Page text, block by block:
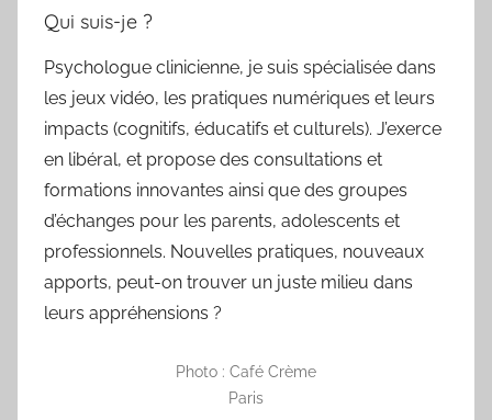
Qui suis-je ?
Psychologue clinicienne, je suis spécialisée dans
les jeux vidéo, les pratiques numériques et leurs
impacts (cognitifs, éducatifs et culturels). J’exerce
en libéral, et propose des consultations et
formations innovantes ainsi que des groupes
d’échanges pour les parents, adolescents et
professionnels. Nouvelles pratiques, nouveaux
apports, peut-on trouver un juste milieu dans
leurs appréhensions ?
Photo : Café Crème
Paris